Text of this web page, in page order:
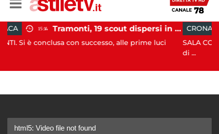
Tramonti, 19 scout dispersi in montagna salvati dai vigili del fuoco
con successo, alle prime luci
CRONACA 12:41
SALA CONSILINA. Si
html5: Video file not found